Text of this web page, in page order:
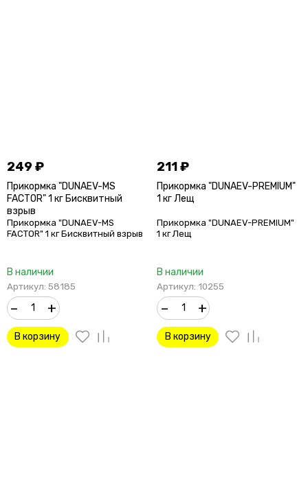
249₽
Прикормка "DUNAEV-MS
FACTOR" 1 кг Бисквитный
взрыв
Прикормка "DUNAEV-MS
FACTOR" 1 кг Бисквитный взрыв
В наличии
Артикул: 58185
– +
В корзину
211₽
Прикормка "DUNAEV-PREMIUM"
1 кг Лещ
Прикормка "DUNAEV-PREMIUM"
1 кг Лещ
В наличии
Артикул: 10255
– +
В корзину